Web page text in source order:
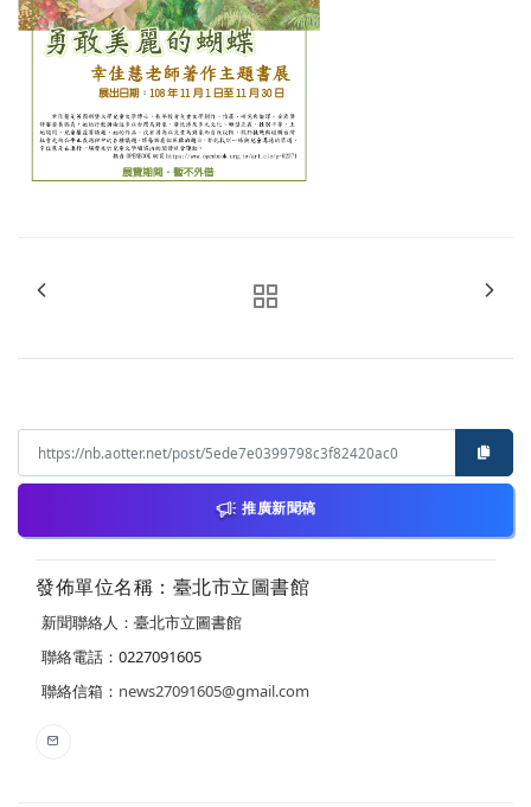
推廣新聞稿
發佈單位名稱：臺北市立圖書館
新聞聯絡人：臺北市立圖書館
聯絡電話：0227091605
聯絡信箱： news27091605@gmail.com